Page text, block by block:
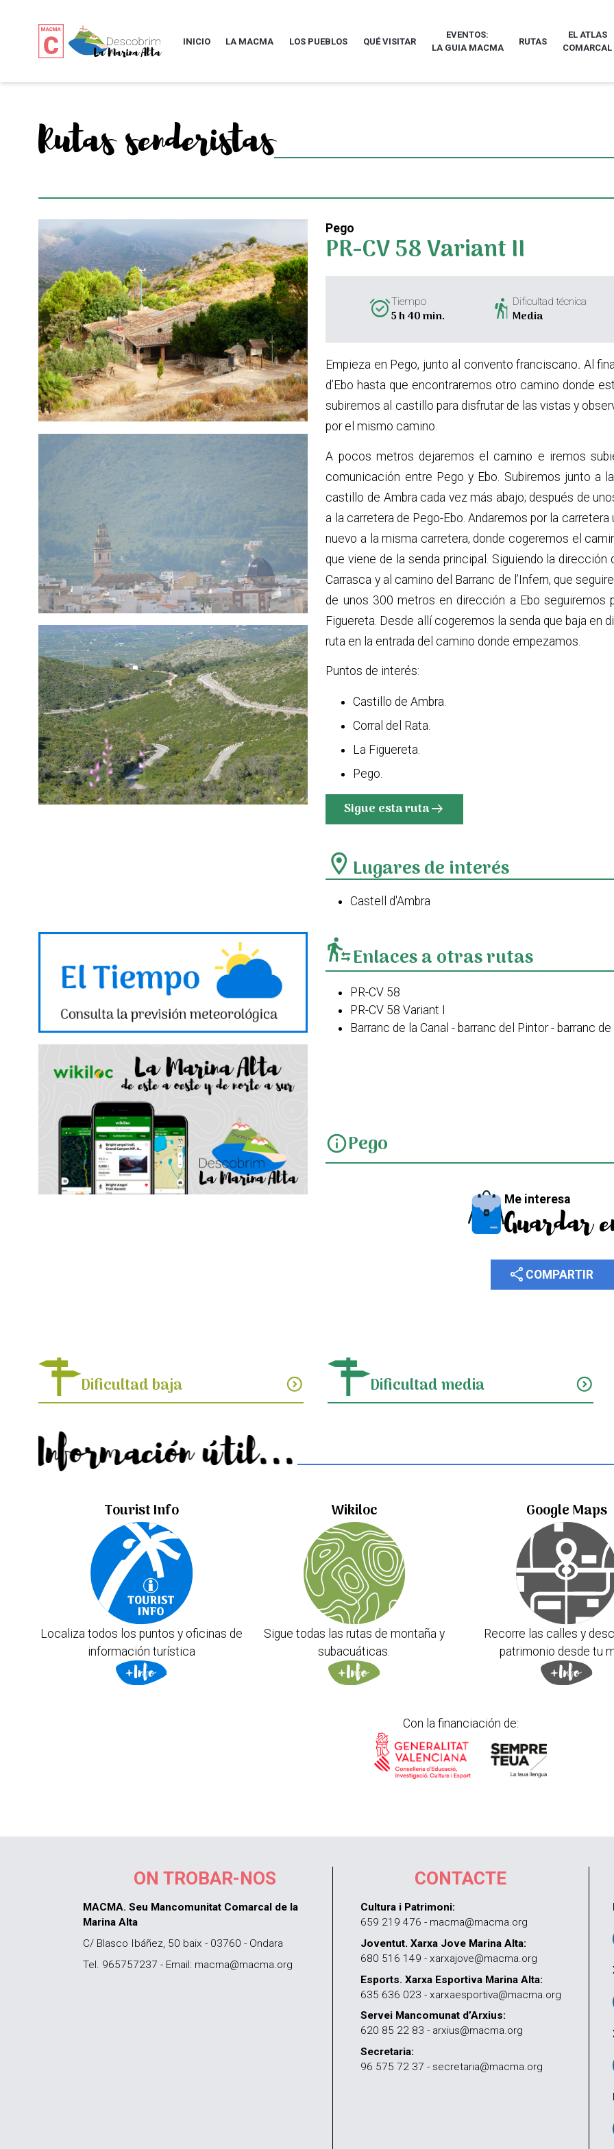
INICIO LA MACMA LOS PUEBLOS QUÉ VISITAR
EVENTOS:
LA GUIA MACMA
RUTAS
EL ATLAS
COMARCAL
Rutas senderistas
Pego
PR-CV 58 Variant II
alarm_onTiempo
5 h 40 min. hikingDificultad técnica
Media
Empieza en Pego, junto al convento franciscano. Al
d’Ebo hasta que encontraremos otro camino donde
subiremos al castillo para disfrutar de las vistas y
por el mismo camino.
A pocos metros dejaremos el camino e iremos
comunicación entre Pego y Ebo. Subiremos junto a
castillo de Ambra cada vez más abajo; después de
a la carretera de Pego-Ebo. Andaremos por la
nuevo a la misma carretera, donde cogeremos el
que viene de la senda principal. Siguiendo la dirección
Carrasca y al camino del Barranc de l’Infern, que
de unos 300 metros en dirección a Ebo
Figuereta. Desde allí cogeremos la senda que baja en
ruta en la entrada del camino donde empezamos.
Puntos de interés:
Castillo de Ambra.
Corral del Rata.
La Figuereta.
Pego.
Sigue esta rutaarrow_right_alt
location_on Lugares de interés
Castell d'Ambra
transfer_within_a_stationEnlaces a otras rutas
PR-CV 58
PR-CV 58 Variant I
Barranc de la Canal - barranc del Pintor - barranc
infoPego
Me interesa
Guardar
share COMPARTIR
Dificultad baja expand_circle_down Dificultad media expand_circle_down
Información útil...
Tourist Info
Localiza todos los puntos y oficinas de
información turística
Wikiloc
Sigue todas las rutas de montaña y
subacuáticas.
Google Maps
Recorre las calles y
patrimonio desde tu
Con la financiación de:
ON TROBAR-NOS
MACMA. Seu Mancomunitat Comarcal de la
Marina Alta
C/ Blasco Ibáñez, 50 baix - 03760 - Ondara
Tel. 965757237 - Email: macma@macma.org
CONTACTE
Cultura i Patrimoni:
659 219 476 - macma@macma.org
Joventut. Xarxa Jove Marina Alta:
680 516 149 - xarxajove@macma.org
Esports. Xarxa Esportiva Marina Alta:
635 636 023 - xarxaesportiva@macma.org
Servei Mancomunat d’Arxius:
620 85 22 83 - arxius@macma.org
Secretaria:
96 575 72 37 - secretaria@macma.org